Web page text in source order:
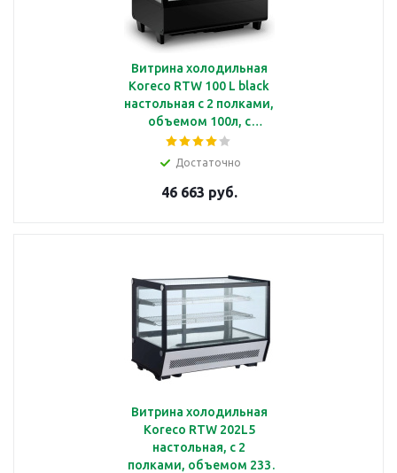
Витрина холодильная
Koreco RTW 100 L black
настольная с 2 полками,
объемом 100л, с
подсветкой, корпус из
черного пластика
Достаточно
46 663 руб.
Витрина холодильная
Koreco RTW 202L5
настольная, с 2
полками, объемом 233